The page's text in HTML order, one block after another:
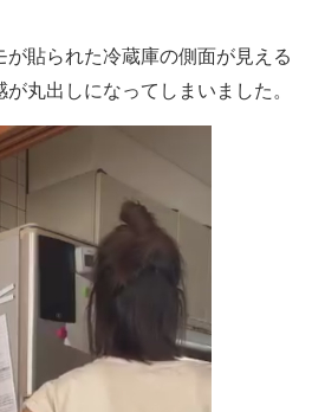
貼られた冷蔵庫の側面が見える
丸出しになってしまいました。